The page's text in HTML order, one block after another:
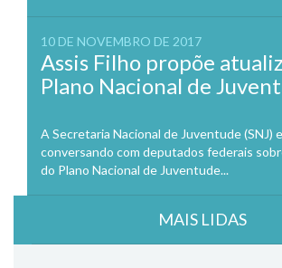
10 DE NOVEMBRO DE 2017
Assis Filho propõe
Plano Nacional de
A Secretaria Nacional de Juventude (SNJ)
conversando com deputados federais
do Plano Nacional de Juventude...
MAIS LIDAS